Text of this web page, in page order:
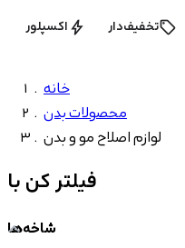
local_offerتخفیف‌دار boltاکسپلور
خانه
محصولات بدن
لوازم اصلاح مو و بدن
فیلتر کن با
شاخه‌ها